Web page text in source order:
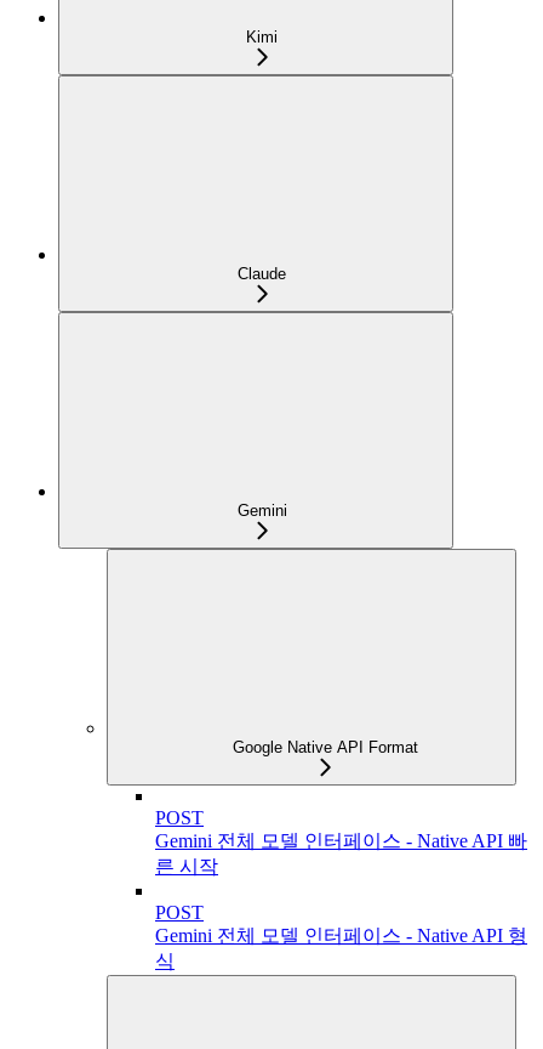
Kimi
Claude
Gemini
Google Native API Format
POST
Gemini 전체 모델 인터페이스 - Native API 빠
른 시작
POST
Gemini 전체 모델 인터페이스 - Native API 형
식